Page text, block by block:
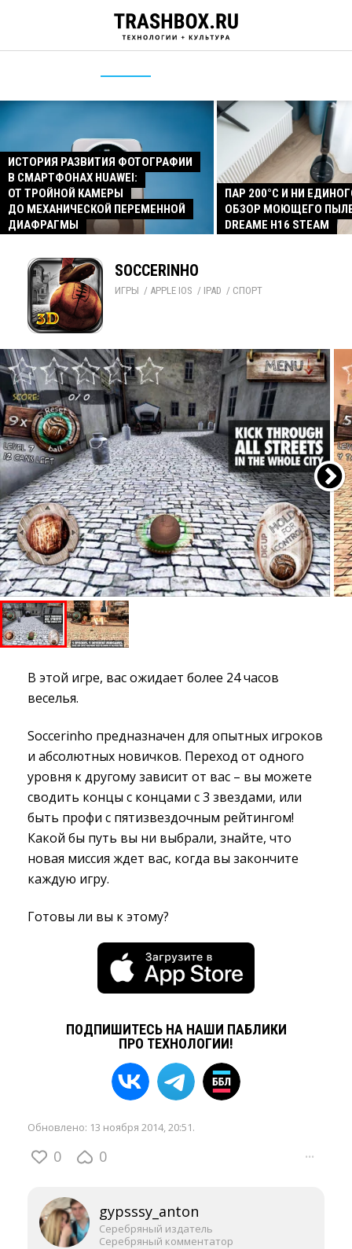
ИСТОРИЯ РАЗВИТИЯ ФОТОГРАФИИ
В СМАРТФОНАХ HUAWEI:
ОТ ТРОЙНОЙ КАМЕРЫ
ДО МЕХАНИЧЕСКОЙ ПЕРЕМЕННОЙ
ДИАФРАГМЫ
ПАР 200°C И НИ
ОБЗОР МОЮЩЕГО
DREAME H16 STEAM
SOCCERINHO
ИГРЫ / APPLE IOS / IPAD / СПОРТ
В этой игре, вас ожидает более 24 часов
веселья.
Soccerinho предназначен для опытных игроков
и абсолютных новичков. Переход от одного
уровня к другому зависит от вас – вы можете
сводить концы с концами с 3 звездами, или
быть профи с пятизвездочным рейтингом!
Какой бы путь вы ни выбрали, знайте, что
новая миссия ждет вас, когда вы закончите
каждую игру.
Готовы ли вы к этому?
ПОДПИШИТЕСЬ НА НАШИ ПАБЛИКИ
ПРО ТЕХНОЛОГИИ!
Обновлено: 13 ноября 2014, 20:51.
0 0 ···
gypsssy_anton
Серебряный издатель
Серебряный комментатор